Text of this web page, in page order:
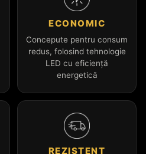
ECONOMIC
Concepute pentru consum
redus, folosind tehnologie
LED cu eficiență
energetică
REZISTENT